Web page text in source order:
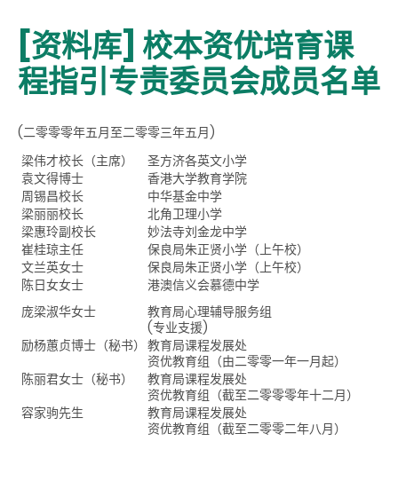
[资料库] 校本资优培育课
程指引专责委员会成员名单
(二零零零年五月至二零零三年五月)
梁伟才校长（主席）
圣方济各英文小学
袁文得博士
香港大学教育学院
周锡昌校长
中华基金中学
梁丽丽校长
北角卫理小学
梁惠玲副校长
妙法寺刘金龙中学
崔桂琼主任
保良局朱正贤小学（上午校）
文兰英女士
保良局朱正贤小学（上午校）
陈日女女士
港澳信义会慕德中学
庞梁淑华女士
教育局心理辅导服务组
(专业支援)
励杨蕙贞博士（秘书） 教育局课程发展处
资优教育组（由二零零一年一月起）
陈丽君女士（秘书）
教育局课程发展处
资优教育组（截至二零零零年十二月）
容家驹先生
教育局课程发展处
资优教育组（截至二零零二年八月）